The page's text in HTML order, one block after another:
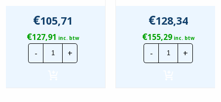
€105,71
€127,91 inc. btw
-
Schneider
Acti9
Alamat
+
€128,34
€155,29inc. btw
-
Schneider
Acti9
Alamat
+